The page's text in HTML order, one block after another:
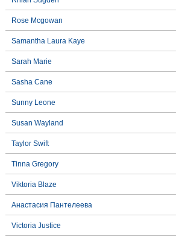
Rose Mcgowan
Samantha Laura Kaye
Sarah Marie
Sasha Cane
Sunny Leone
Susan Wayland
Taylor Swift
Tinna Gregory
Viktoria Blaze
Анастасия Пантелеева
Victoria Justice